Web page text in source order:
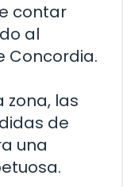
contar
al
Concordia.
zona, las
de
una